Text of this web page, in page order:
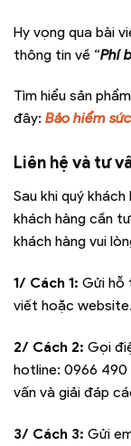
Hy vọng qua bài
thông tin về “Phí
Tìm hiểu sản
đây: Bảo hiểm
Liên hệ và tư
Sau khi quý
khách hàng cần
khách hàng vui
1/ Cách 1: Gửi hỗ
viết hoặc website.
2/ Cách 2: Gọi
hotline: 0966 490
vấn và giải đáp
3/ Cách 3: Gửi